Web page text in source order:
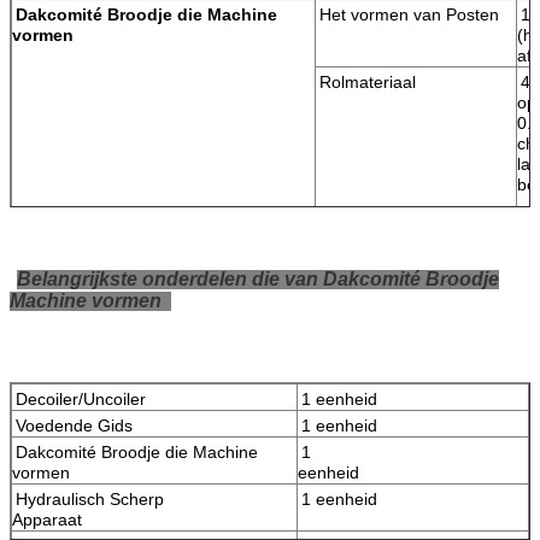
Dakcomité Broodje die Machine
vormen
Het vormen van Posten
Rolmateriaal
Het
snijden
Scherp type
Scherp
Matrijzenmateriaal
CuttingTolerance
Codeur
Belangrijkste onderdelen die van Dakcomité Broodje
Machine vormen
Decoiler/Uncoiler
1 eenheid
Voedende Gids
1 eenheid
Dakcomité Broodje die Machine
vormen
1
eenheid
Hydraulisch Scherp
Apparaat
1 eenheid